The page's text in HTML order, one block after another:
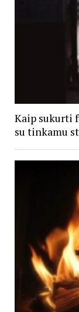
Kaip sukurti
su tinkamu